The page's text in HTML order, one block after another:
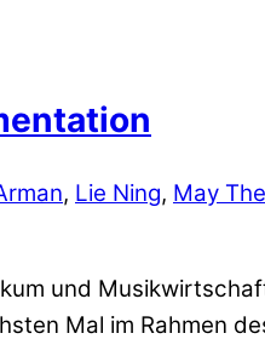
, Lie Ning, May
und
Mal im Rahmen